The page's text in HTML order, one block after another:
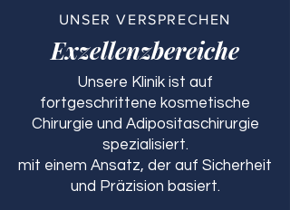
UNSER VERSPRECHEN
Exzellenzbereiche
Unsere Klinik ist auf
fortgeschrittene kosmetische
Chirurgie und Adipositaschirurgie
spezialisiert.
mit einem Ansatz, der auf Sicherheit
und Präzision basiert.